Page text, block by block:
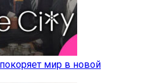
мир в новой